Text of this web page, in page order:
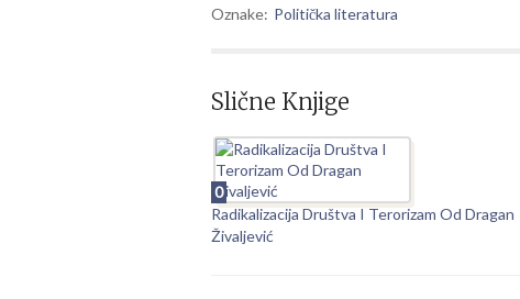
Oznake: Politička literatura
Slične Knjige
0
Radikalizacija Društva I Terorizam Od Dragan
Živaljević